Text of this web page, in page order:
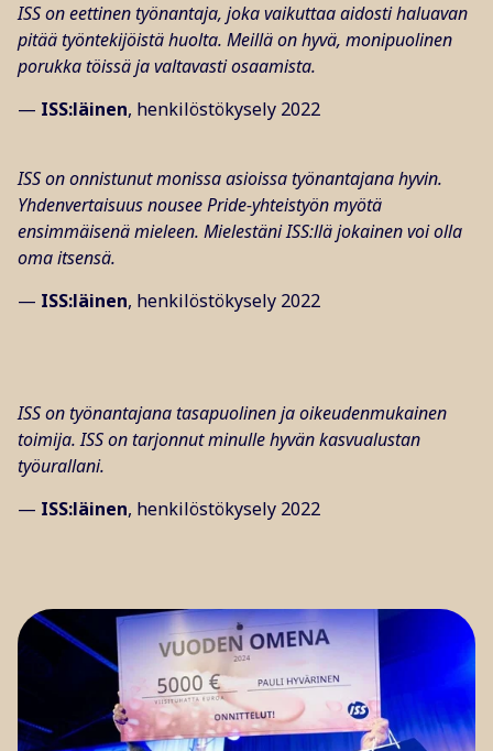
ISS on eettinen työnantaja, joka vaikuttaa aidosti haluavan
pitää työntekijöistä huolta. Meillä on hyvä, monipuolinen
porukka töissä ja valtavasti osaamista.
— ISS:läinen, henkilöstökysely 2022
ISS on onnistunut monissa asioissa työnantajana hyvin.
Yhdenvertaisuus nousee Pride-yhteistyön myötä
ensimmäisenä mieleen. Mielestäni ISS:llä jokainen voi olla
oma itsensä.
— ISS:läinen, henkilöstökysely 2022
ISS on työnantajana tasapuolinen ja oikeudenmukainen
toimija. ISS on tarjonnut minulle hyvän kasvualustan
työurallani.
— ISS:läinen, henkilöstökysely 2022